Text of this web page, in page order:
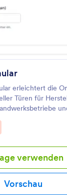
erleichtert die
Türen für
Lieferung
verwenden
Vorschau